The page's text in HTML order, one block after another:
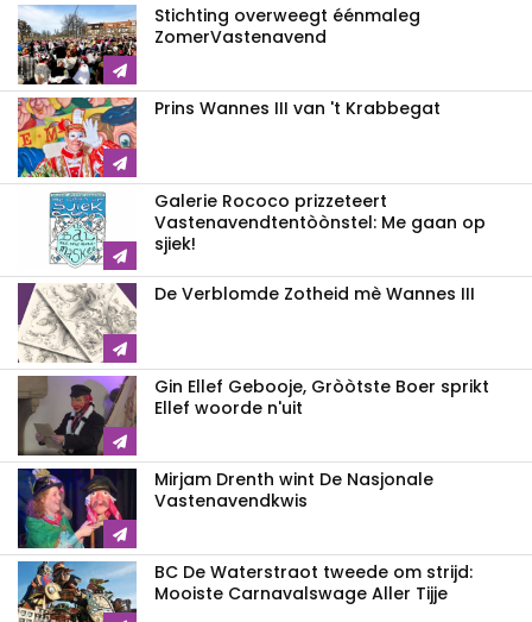
Stichting overweegt éénmaleg
ZomerVastenavend
Prins Wannes III van 't Krabbegat
Galerie Rococo prizzeteert
Vastenavend­tentòònstel: Me gaan op
sjiek!
De Verblomde Zotheid mè Wannes III
Gin Ellef Gebooje, Gròòtste Boer sprikt
Ellef woorde n'uit
Mirjam Drenth wint De Nasjonale
Vastenavendkwis
BC De Waterstraot tweede om strijd:
Mooiste Carnavalswage Aller Tijje